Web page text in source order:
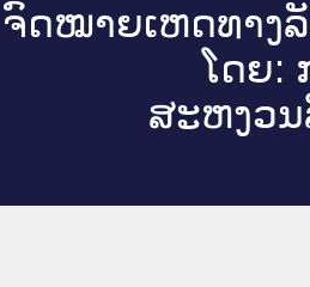
ຈົດ​ໝາຍ​ເຫດ​ທາງ​
ໂດຍ:
ສະ​ຫງວນ​